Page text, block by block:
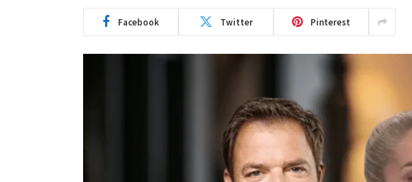
Facebook Twitter Pinterest